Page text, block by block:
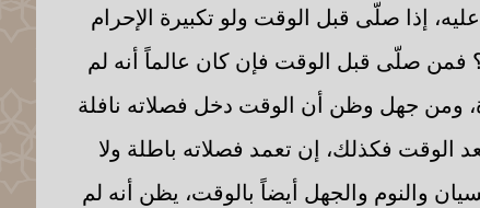
إذا صلّى قبل الوقت ولو تكبيرة الإحرام
صلّى قبل الوقت فإن كان عالماً أنه لم
ومن جهل وظن أن الوقت دخل فصلاته نافلة
الوقت فكذلك، إن تعمد فصلاته باطلة ولا
والنوم والجهل أيضاً بالوقت، يظن أنه لم